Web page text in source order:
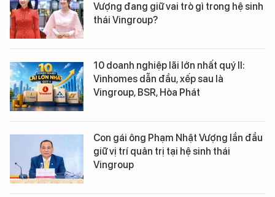
Vượng đang giữ vai trò gì trong hệ sinh
thái Vingroup?
10 doanh nghiệp lãi lớn nhất quý II:
Vinhomes dẫn đầu, xếp sau là
Vingroup, BSR, Hòa Phát
Con gái ông Phạm Nhật Vượng lần đầu
giữ vị trí quản trị tại hệ sinh thái
Vingroup